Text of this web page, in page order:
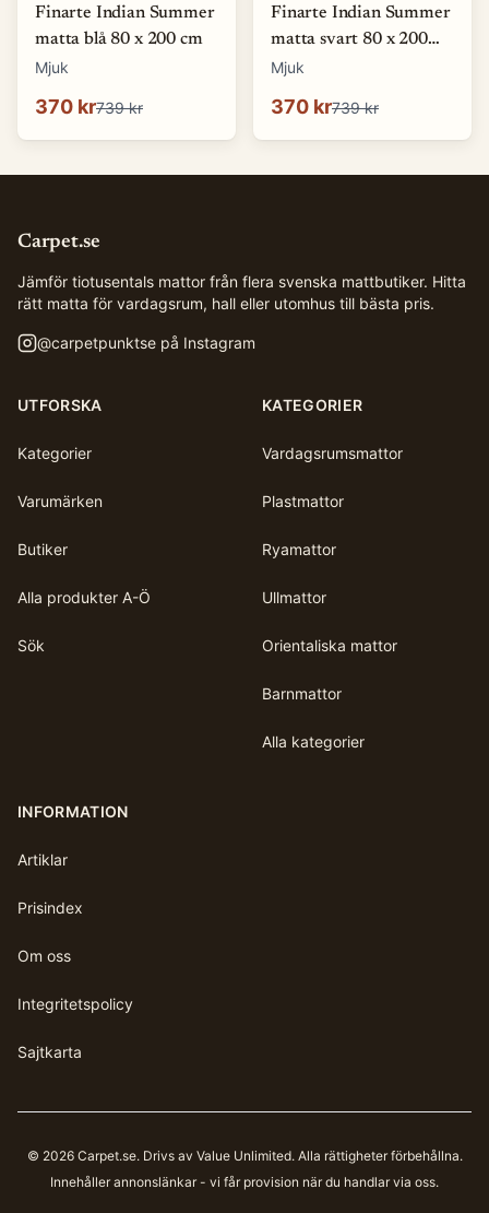
Finarte Indian Summer
matta blå 80 x 200 cm
Mjuk
370 kr739 kr
Finarte Indian Summer
matta svart 80 x 200
cm
Mjuk
370 kr739 kr
Carpet.se
Jämför tiotusentals mattor från flera svenska mattbutiker. Hitta
rätt matta för vardagsrum, hall eller utomhus till bästa pris.
@carpetpunktse på Instagram
UTFORSKA
Kategorier
Varumärken
Butiker
Alla produkter A-Ö
Sök
KATEGORIER
Vardagsrumsmattor
Plastmattor
Ryamattor
Ullmattor
Orientaliska mattor
Barnmattor
Alla kategorier
INFORMATION
Artiklar
Prisindex
Om oss
Integritetspolicy
Sajtkarta
© 2026 Carpet.se. Drivs av Value Unlimited. Alla rättigheter förbehållna.
Innehåller annonslänkar - vi får provision när du handlar via oss.